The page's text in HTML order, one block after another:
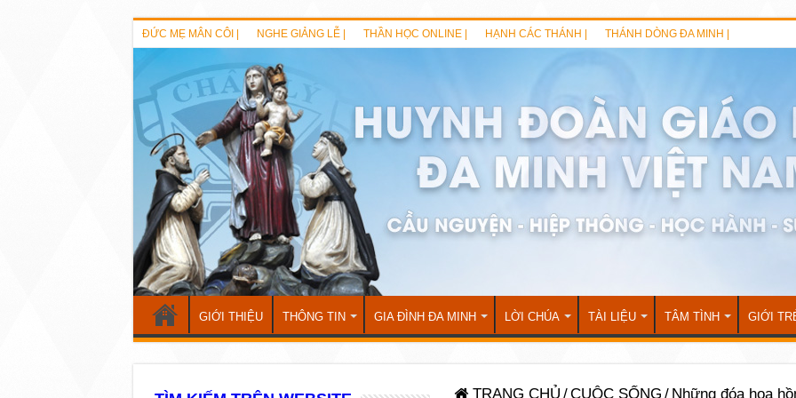
ĐỨC MẸ MÂN CÔI | NGHE GIẢNG LỄ | THẦN HỌC ONLINE | HẠNH CÁC THÁNH | THÁNH DÒNG ĐA MINH |
GIỚI THIỆU THÔNG TIN GIA ĐÌNH ĐA MINH LỜI CHÚA TÀI LIỆU TÂM TÌNH GIỚI
TRANG CHỦ /CUỘC SỐNG / Những đóa hoa